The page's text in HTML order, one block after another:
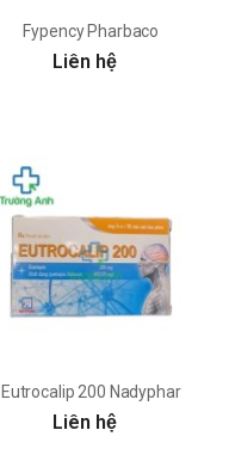
Fypency Pharbaco
Liên hệ
Eutrocalip 200 Nadyphar
Liên hệ